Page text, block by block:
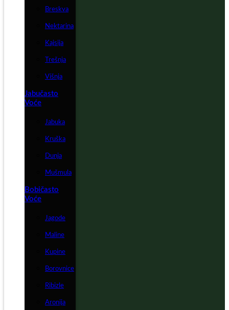
Breskva
Nektarina
Kajsija
Trešnja
Višnja
Jabučasto
Voće
Jabuka
Kruška
Dunja
Mušmula
Bobičasto
Voće
Jagode
Maline
Kupine
Borovnice
Ribizle
Aronija